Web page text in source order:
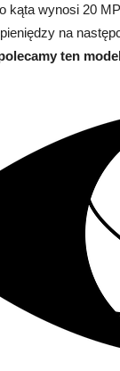
kąta wynosi 20
na
ten